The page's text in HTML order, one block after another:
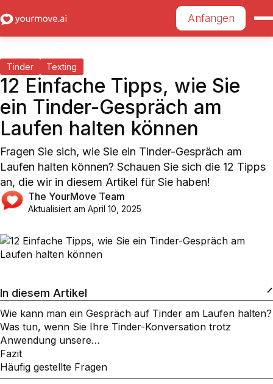
Anfangen
12 Einfache Tipps, wie Sie
ein Tinder-Gespräch am
Laufen halten können
Fragen Sie sich, wie Sie ein Tinder-Gespräch am
Laufen halten können? Schauen Sie sich die 12 Tipps
an, die wir in diesem Artikel für Sie haben!
Tinder Texting
The YourMove Team
Aktualisiert am April 10, 2025
In diesem Artikel
Wie kann man ein Gespräch auf Tinder am Laufen halten?
Was tun, wenn Sie Ihre Tinder-Konversation trotz
Anwendung unsere…
Fazit
Häufig gestellte Fragen